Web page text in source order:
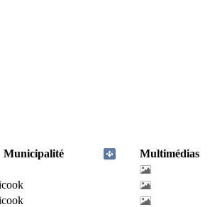
Municipalité
Multimédias